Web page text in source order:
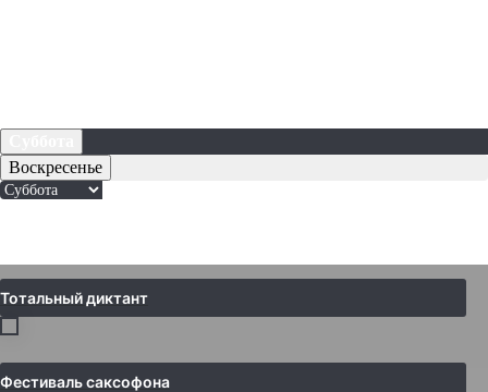
Воскресенье
Тотальный диктант
Фестиваль саксофона